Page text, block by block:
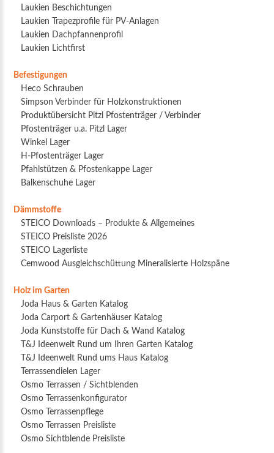
Laukien Beschichtungen
Laukien Trapezprofile für PV-Anlagen
Laukien Dachpfannenprofil
Laukien Lichtfirst
Befestigungen
Heco Schrauben
Simpson Verbinder für Holzkonstruktionen
Produktübersicht Pitzl Pfostenträger / Verbinder
Pfostenträger u.a. Pitzl Lager
Winkel Lager
H-Pfostenträger Lager
Pfahlstützen & Pfostenkappe Lager
Balkenschuhe Lager
Dämmstoffe
STEICO Downloads – Produkte & Allgemeines
STEICO Preisliste 2026
STEICO Lagerliste
Cemwood Ausgleichschüttung Mineralisierte Holzspäne
Holz im Garten
Joda Haus & Garten Katalog
Joda Carport & Gartenhäuser Katalog
Joda Kunststoffe für Dach & Wand Katalog
T&J Ideenwelt Rund um Ihren Garten Katalog
T&J Ideenwelt Rund ums Haus Katalog
Terrassendielen Lager
Osmo Terrassen / Sichtblenden
Osmo Terrassenkonfigurator
Osmo Terrassenpflege
Osmo Terrassen Preisliste
Osmo Sichtblende Preisliste